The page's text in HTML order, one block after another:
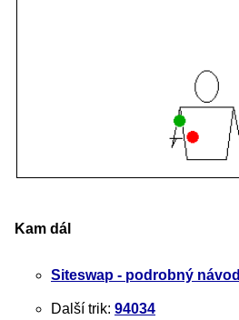
Kam dál
Siteswap - podrobný návod
Další trik: 94034